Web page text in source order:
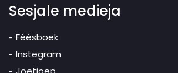
Sesjale medieja
Féésboek
Instegram